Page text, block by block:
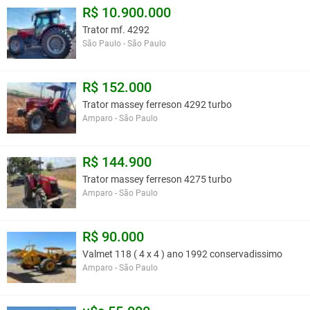
R$ 10.900.000
Trator mf. 4292
São Paulo - São Paulo
R$ 152.000
Trator massey ferreson 4292 turbo
Amparo - São Paulo
R$ 144.900
Trator massey ferreson 4275 turbo
Amparo - São Paulo
R$ 90.000
Valmet 118 ( 4 x 4 ) ano 1992 conservadissimo
Amparo - São Paulo